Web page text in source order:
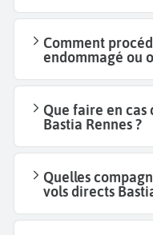
Comment
endommagé ou
Que faire en cas
Bastia Rennes ?
Quelles
vols directs